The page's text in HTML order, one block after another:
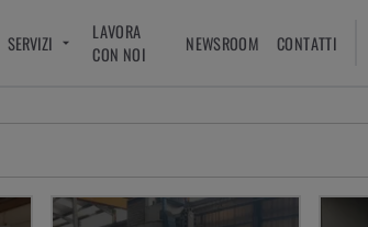
SERVIZI
LAVORA
CON NOI
NEWSROOM CONTATTI